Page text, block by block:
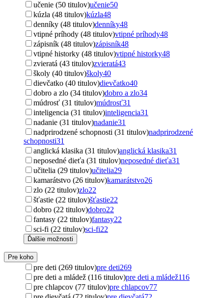
učenie (50 titulov)učenie50
kúzla (48 titulov)kúzla48
denníky (48 titulov)denníky48
vtipné príhody (48 titulov)vtipné príhody48
zápisník (48 titulov)zápisník48
vtipné historky (48 titulov)vtipné historky48
zvieratá (43 titulov)zvieratá43
školy (40 titulov)školy40
dievčatko (40 titulov)dievčatko40
dobro a zlo (34 titulov)dobro a zlo34
múdrosť (31 titulov)múdrosť31
inteligencia (31 titulov)inteligencia31
nadanie (31 titulov)nadanie31
nadprirodzené schopnosti (31 titulov)nadprirodzené
schopnosti31
anglická klasika (31 titulov)anglická klasika31
neposedné dieťa (31 titulov)neposedné dieťa31
učitelia (29 titulov)učitelia29
kamarátstvo (26 titulov)kamarátstvo26
zlo (22 titulov)zlo22
šťastie (22 titulov)šťastie22
dobro (22 titulov)dobro22
fantasy (22 titulov)fantasy22
sci-fi (22 titulov)sci-fi22
Ďalšie možnosti
Pre koho
pre deti (269 titulov)pre deti269
pre deti a mládež (116 titulov)pre deti a mládež116
pre chlapcov (77 titulov)pre chlapcov77